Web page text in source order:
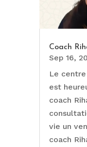
Coach
Sep 16,
Le
est
coach
vie un
coach